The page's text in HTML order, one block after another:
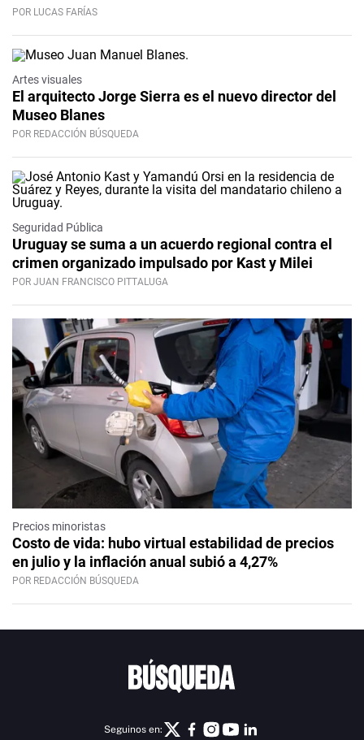
POR LUCAS FARÍAS
Artes visuales
El arquitecto Jorge Sierra es el nuevo director del
Museo Blanes
POR REDACCIÓN BÚSQUEDA
Seguridad Pública
Uruguay se suma a un acuerdo regional contra el
crimen organizado impulsado por Kast y Milei
POR JUAN FRANCISCO PITTALUGA
Precios minoristas
Costo de vida: hubo virtual estabilidad de precios
en julio y la inflación anual subió a 4,27%
POR REDACCIÓN BÚSQUEDA
Seguinos en: